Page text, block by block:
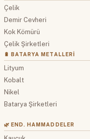
Çelik
Demir Cevheri
Kok Kömürü
Çelik Şirketleri
🔋 BATARYA METALLERI
Lityum
Kobalt
Nikel
Batarya Şirketleri
🌿 END. HAMMADDELER